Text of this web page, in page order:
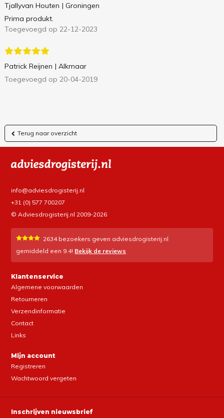
Tjallyvan Houten | Groningen
Prima produkt.
Toegevoegd op 22-12-2023
Patrick Reijnen | Alkmaar
Toegevoegd op 20-04-2019
Terug naar overzicht
info@adviesdrogisterij.nl
+31 (0) 577 700207
© Adviesdrogisterij.nl 2009-2026
2634bezoekers geven adviesdrogisterij.nl
gemiddeld een 9.4! Bekijk de reviews
Klantenservice
Algemene voorwaarden
Retourneren
Verzendinformatie
Contact
Links
Mijn account
Registreren
Wachtwoord vergeten
Inschrijven nieuwsbrief